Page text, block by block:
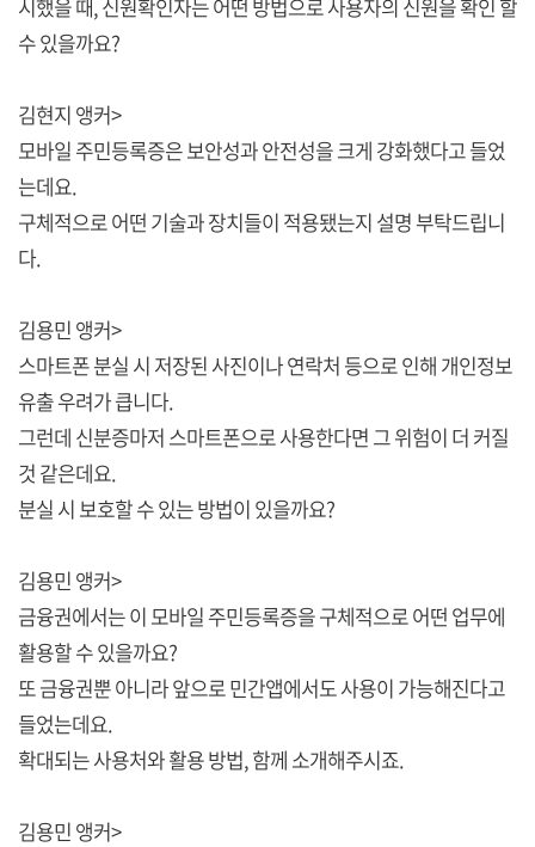
시했을 때, 신원확인자는 어떤 방법으로 사용자의 신원을 확인 할
수 있을까요?
김현지 앵커>
모바일 주민등록증은 보안성과 안전성을 크게 강화했다고 들었
는데요.
구체적으로 어떤 기술과 장치들이 적용됐는지 설명 부탁드립니
다.
김용민 앵커>
스마트폰 분실 시 저장된 사진이나 연락처 등으로 인해 개인정보
유출 우려가 큽니다.
그런데 신분증마저 스마트폰으로 사용한다면 그 위험이 더 커질
것 같은데요.
분실 시 보호할 수 있는 방법이 있을까요?
김용민 앵커>
금융권에서는 이 모바일 주민등록증을 구체적으로 어떤 업무에
활용할 수 있을까요?
또 금융권뿐 아니라 앞으로 민간앱에서도 사용이 가능해진다고
들었는데요.
확대되는 사용처와 활용 방법, 함께 소개해주시죠.
김용민 앵커>